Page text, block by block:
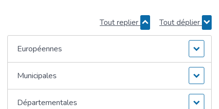
Tout replier Tout déplier
Européennes
Municipales
Départementales